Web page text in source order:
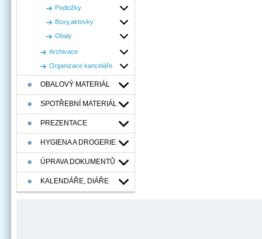
Podložky
Boxy,aktovky
Obaly
Archivace
Organizace kanceláře
OBALOVÝ MATERIÁL
SPOTŘEBNÍ MATERIÁL
PREZENTACE
HYGIENA A DROGERIE
ÚPRAVA DOKUMENTŮ
KALENDÁŘE, DIÁŘE